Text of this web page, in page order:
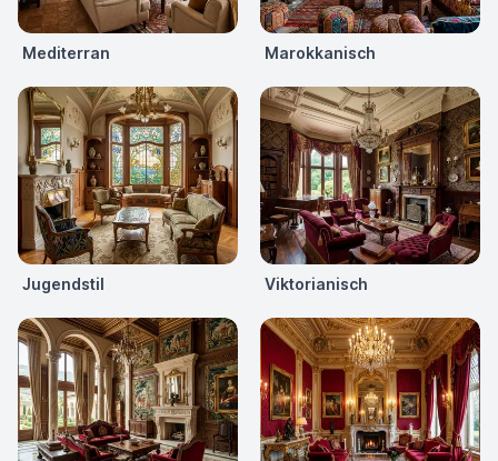
Mediterran Marokkanisch
Jugendstil Viktorianisch